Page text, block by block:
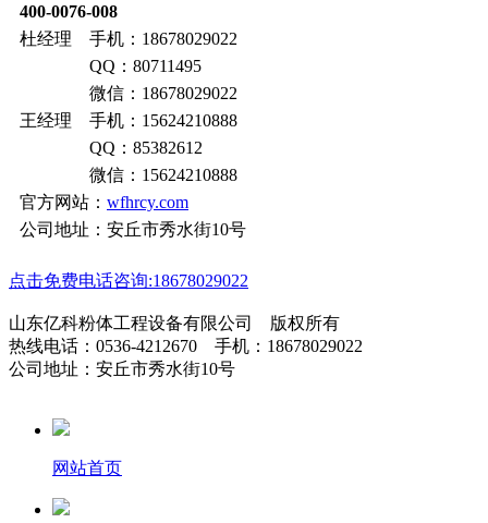
400-0076-008
杜经理 手机：18678029022
QQ：80711495
微信：18678029022
王经理 手机：15624210888
QQ：85382612
微信：15624210888
官方网站： wfhrcy.com
公司地址：安丘市秀水街10号
点击免费电话咨询:18678029022
山东亿科粉体工程设备有限公司 版权所有
热线电话：0536-4212670 手机：18678029022
公司地址：安丘市秀水街10号
网站首页